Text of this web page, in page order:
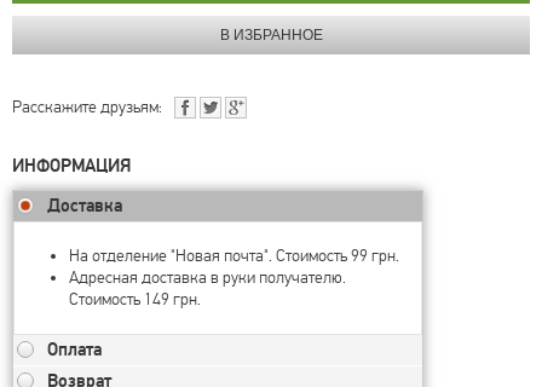
Расскажите друзьям:
ИНФОРМАЦИЯ
Доставка
На отделение "Новая почта". Стоимость 99 грн.
Адресная доставка в руки получателю.
Стоимость 149 грн.
Оплата
Возврат